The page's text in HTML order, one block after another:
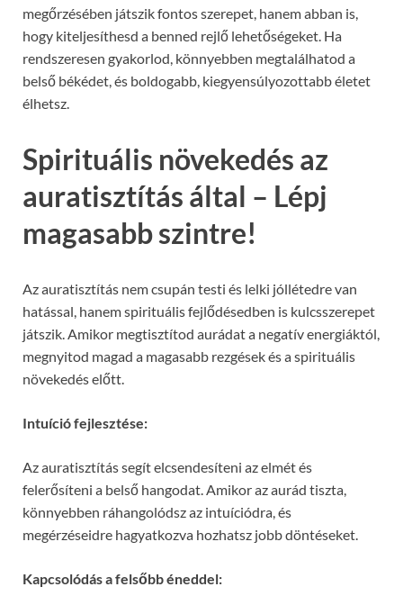
megőrzésében játszik fontos szerepet, hanem abban is,
hogy kiteljesíthesd a benned rejlő lehetőségeket. Ha
rendszeresen gyakorlod, könnyebben megtalálhatod a
belső békédet, és boldogabb, kiegyensúlyozottabb életet
élhetsz.
Spirituális növekedés az
auratisztítás által – Lépj
magasabb szintre!
Az auratisztítás nem csupán testi és lelki jóllétedre van
hatással, hanem spirituális fejlődésedben is kulcsszerepet
játszik. Amikor megtisztítod aurádat a negatív energiáktól,
megnyitod magad a magasabb rezgések és a spirituális
növekedés előtt.
Intuíció fejlesztése:
Az auratisztítás segít elcsendesíteni az elmét és
felerősíteni a belső hangodat. Amikor az aurád tiszta,
könnyebben ráhangolódsz az intuíciódra, és
megérzéseidre hagyatkozva hozhatsz jobb döntéseket.
Kapcsolódás a felsőbb éneddel: